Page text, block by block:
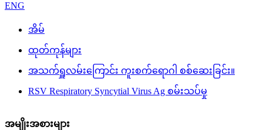
ENG
အိမ်
ထုတ်ကုန်များ
အသက်ရှူလမ်းကြောင်း ကူးစက်ရောဂါ စစ်ဆေးခြင်း။
RSV Respiratory Syncytial Virus Ag စမ်းသပ်မှု
အမျိုးအစားများ